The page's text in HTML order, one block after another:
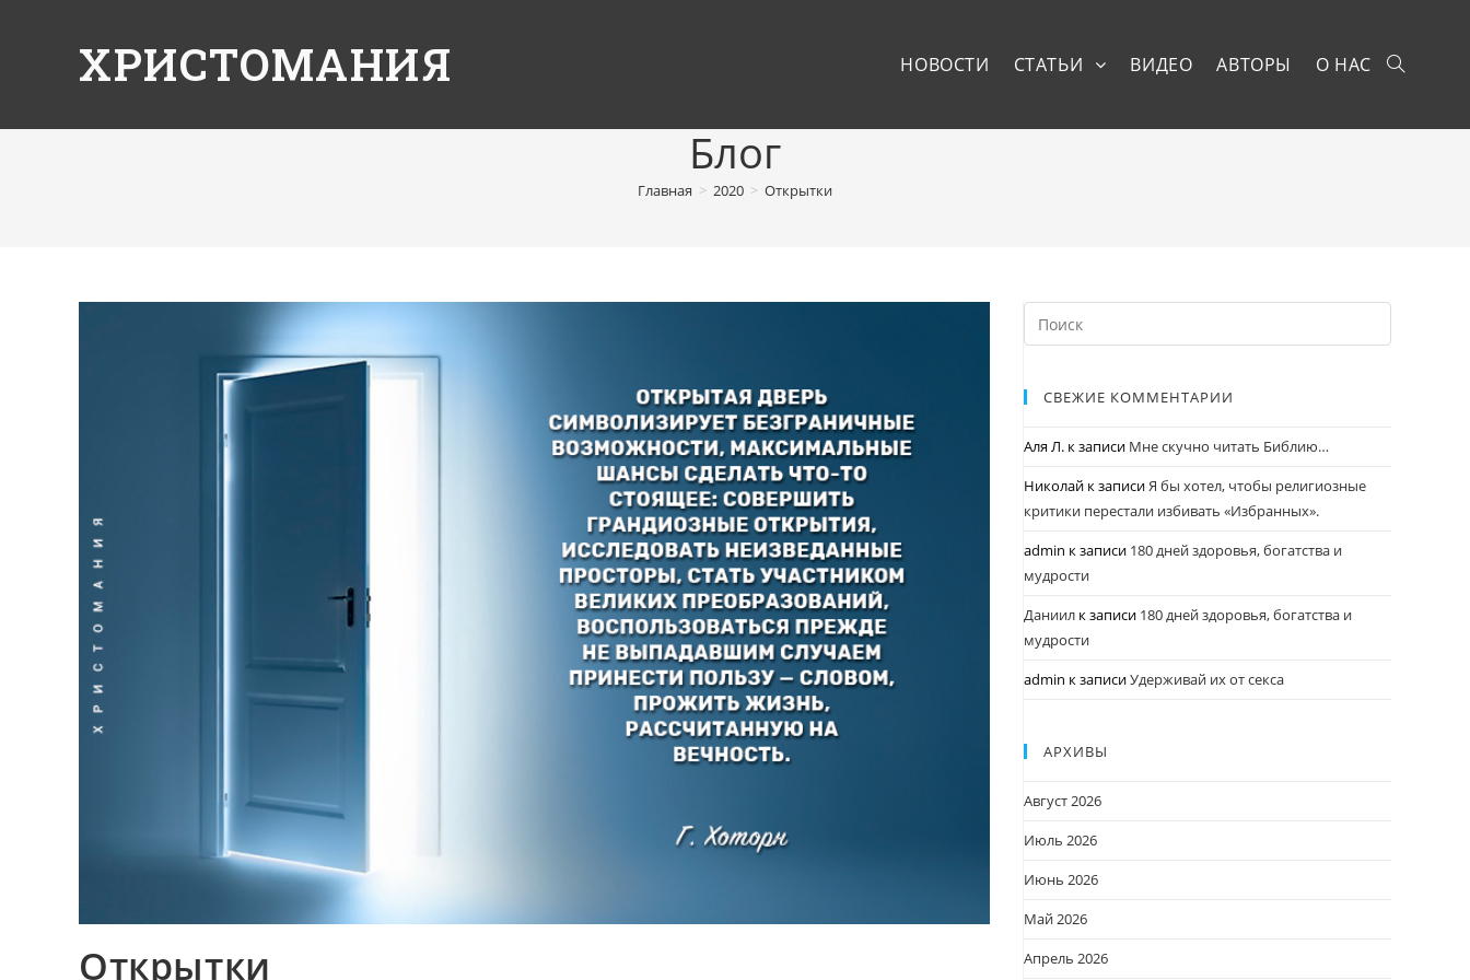
ХРИСТОМАНИЯ НОВОСТИ СТАТЬИ ВИДЕО АВТОРЫ О НАС
Блог
Главная > 2020 > Открытки
Открытки
СВЕЖИЕ КОММЕНТАРИИ
Аля Л. к записи Мне скучно читать Библию…
Николай к записиЯ бы хотел, чтобы религиозные
критики перестали избивать «Избранных».
admin к записи 180 дней здоровья, богатства и
мудрости
Даниил к записи 180 дней здоровья, богатства и
мудрости
admin к записиУдерживай их от секса
АРХИВЫ
Август 2026
Июль 2026
Июнь 2026
Май 2026
Апрель 2026